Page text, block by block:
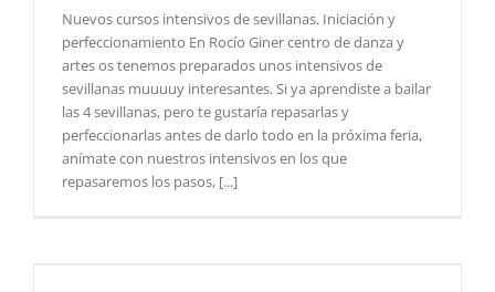
Nuevos cursos intensivos de sevillanas. Iniciación y
perfeccionamiento En Rocío Giner centro de danza y
artes os tenemos preparados unos intensivos de
sevillanas muuuuy interesantes. Si ya aprendiste a bailar
las 4 sevillanas, pero te gustaría repasarlas y
perfeccionarlas antes de darlo todo en la próxima feria,
anímate con nuestros intensivos en los que
repasaremos los pasos, [...]